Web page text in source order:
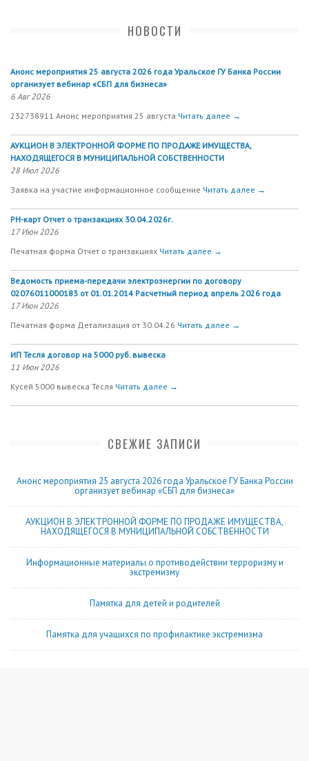
НОВОСТИ
Анонс мероприятия 25 августа 2026 года Уральское ГУ Банка России
организует вебинар «СБП для бизнеса»
6 Авг 2026
232738911 Анонс мероприятия 25 августа Читать далее →
АУКЦИОН В ЭЛЕКТРОННОЙ ФОРМЕ ПО ПРОДАЖЕ ИМУЩЕСТВА,
НАХОДЯЩЕГОСЯ В МУНИЦИПАЛЬНОЙ СОБСТВЕННОСТИ
28 Июл 2026
Заявка на участие информационное сообщение Читать далее →
РН-карт Отчет о транзакциях 30.04.2026г.
17 Июн 2026
Печатная форма Отчет о транзакциях Читать далее →
Ведомость приема-передачи электроэнергии по договору
02076011000183 от 01.01.2014 Расчетный период апрель 2026 года
17 Июн 2026
Печатная форма Детализация от 30.04.26 Читать далее →
ИП Тесля договор на 5000 руб. вывеска
11 Июн 2026
Кусей 5000 вывеска Тесля Читать далее →
СВЕЖИЕ ЗАПИСИ
Анонс мероприятия 25 августа 2026 года Уральское ГУ Банка России
организует вебинар «СБП для бизнеса»
АУКЦИОН В ЭЛЕКТРОННОЙ ФОРМЕ ПО ПРОДАЖЕ ИМУЩЕСТВА,
НАХОДЯЩЕГОСЯ В МУНИЦИПАЛЬНОЙ СОБСТВЕННОСТИ
Информационные материалы о противодействии терроризму и
экстремизму
Памятка для детей и родителей
Памятка для учащихся по профилактике экстремизма